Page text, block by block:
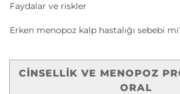
Faydalar ve riskler
Erken menopoz kalp hastalığı sebebi
CINSELLIK VE MENOPOZ
ORAL